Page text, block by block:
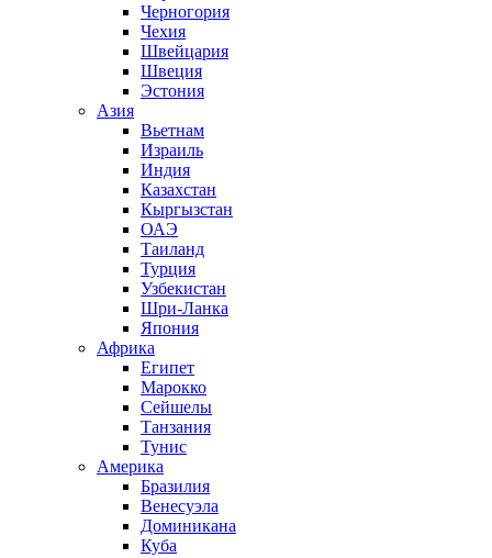
Черногория
Чехия
Швейцария
Швеция
Эстония
Азия
Вьетнам
Израиль
Индия
Казахстан
Кыргызстан
ОАЭ
Таиланд
Турция
Узбекистан
Шри-Ланка
Япония
Африка
Египет
Марокко
Сейшелы
Танзания
Тунис
Америка
Бразилия
Венесуэла
Доминикана
Куба